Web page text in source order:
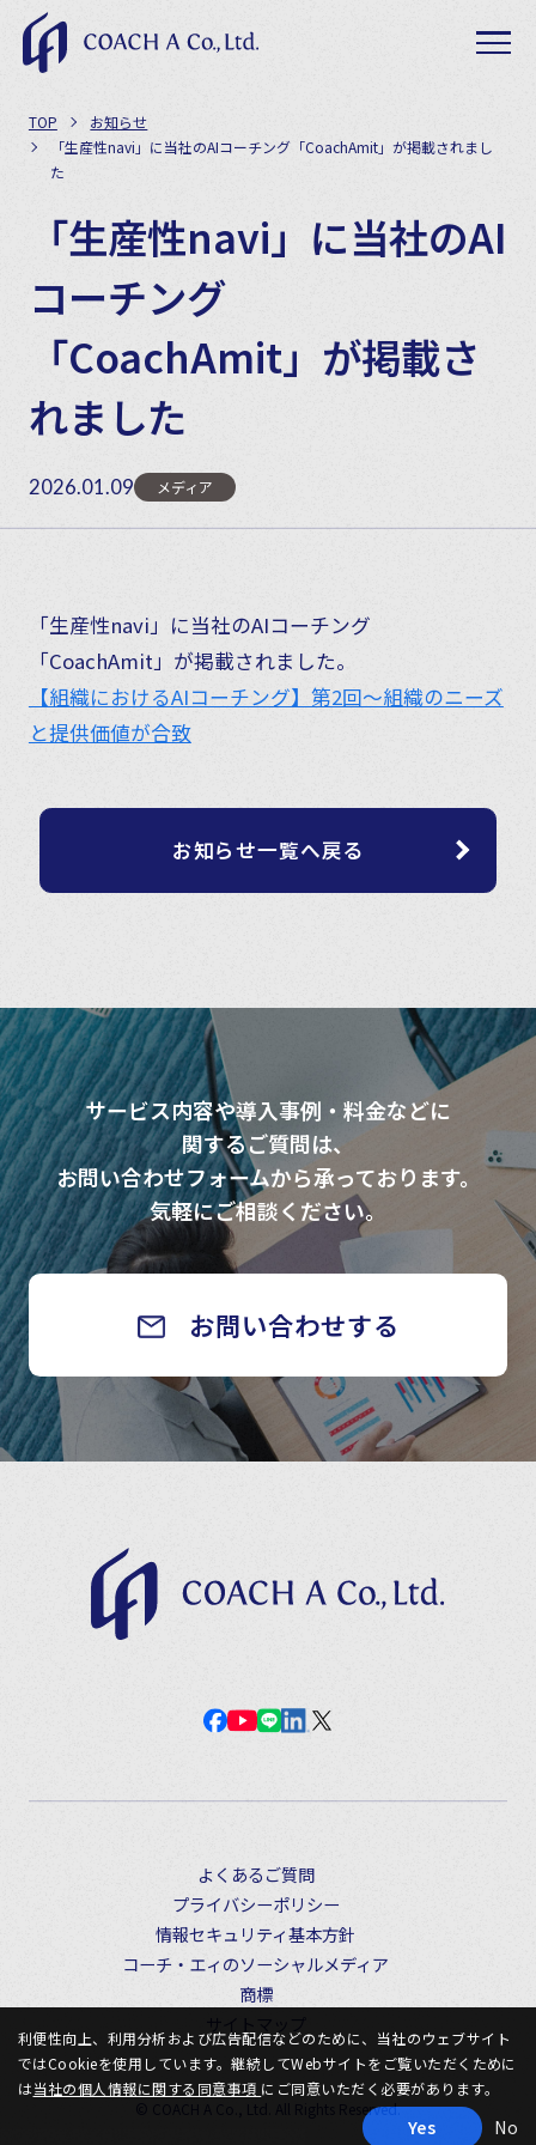
TOP
お知らせ
「生産性navi」に当社のAIコーチング「CoachAmit」が掲載されまし
た
「生産性navi」に当社のAI
コーチング
「CoachAmit」が掲載さ
れました
2026.01.09 メディア
「生産性navi」に当社のAIコーチング
「CoachAmit」が掲載されました。
【組織におけるAIコーチング】第2回～組織のニーズ
と提供価値が合致
お知らせ一覧へ戻る
サービス内容や導入事例・料金などに
関するご質問は、
お問い合わせフォームから承っております。
気軽にご相談ください。
お問い合わせする
よくあるご質問
プライバシーポリシー
情報セキュリティ基本方針
コーチ・エィのソーシャルメディア
商標
© COACH A Co., Ltd. All Rights Reserved.
利便性向上、利用分析および広告配信などのために、当社のウェブサイト
ではCookieを使用しています。継続してWebサイトをご覧いただくために
は当社の個人情報に関する同意事項 にご同意いただく必要があります。
Yes No